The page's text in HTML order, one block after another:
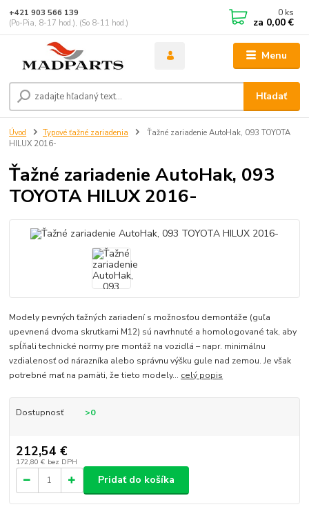
Menu
Hľadať
+421 903 566 139
(Po-Pia, 8-17 hod.), (So 8-11 hod.)
0 ks
za 0,00 €
Úvod Typové ťažné zariadenia
Ťažné zariadenie AutoHak, 093 TOYOTA
HILUX 2016-
Ťažné zariadenie AutoHak, 093
TOYOTA HILUX 2016-
Modely pevných ťažných zariadení s možnosťou demontáže (guľa
upevnená dvoma skrutkami M12) sú navrhnuté a homologované tak, aby
spĺňali technické normy pre montáž na vozidlá – napr. minimálnu
vzdialenosť od nárazníka alebo správnu výšku gule nad zemou. Je však
potrebné mať na pamäti, že tieto modely... celý popis
Dostupnosť >0
212,54 €
172,80 € bez DPH
Pridať do košíka